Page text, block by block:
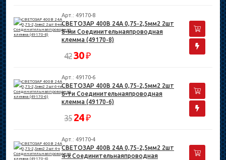
Арт.: 49170-8
СВЕТОЗАР 400В 24А 0,75-2,5мм2 2шт
8-ми Соединительнаяпроводная
клемма (49170-8)
4230₽
Арт.: 49170-6
СВЕТОЗАР 400В 24А 0,75-2,5мм2 2шт
6-ти Соединительнаяпроводная
клемма (49170-6)
35 24₽
Арт.: 49170-4
СВЕТОЗАР 400В 24А 0,75-2,5мм2 2шт
4-х Соединительнаяпроводная